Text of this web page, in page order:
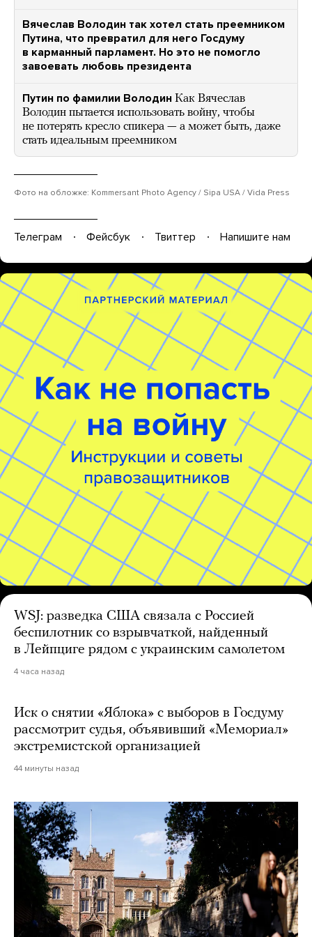
Вячеслав Володин так хотел стать преемником
Путина, что превратил для него Госдуму
в карманный парламент. Но это не помогло
завоевать любовь президента
Путин по фамилии Володин Как Вячеслав
Володин пытается использовать войну, чтобы
не потерять кресло спикера — а может быть, даже
стать идеальным преемником
Фото на обложке: Kommersant Photo Agency / Sipa USA / Vida Press
Телеграм Фейсбук Твиттер Напишите нам
WSJ: разведка США связала с Россией
беспилотник со взрывчаткой, найденный
в Лейпциге рядом с украинским самолетом
4 часа назад
Иск о снятии «Яблока» с выборов в Госдуму
рассмотрит судья, объявивший «Мемориал»
экстремистской организацией
44 минуты назад